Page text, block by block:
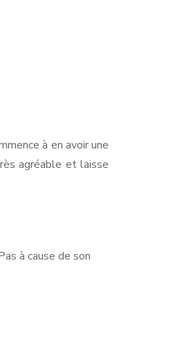
à en avoir une
agréable et laisse
à cause de son